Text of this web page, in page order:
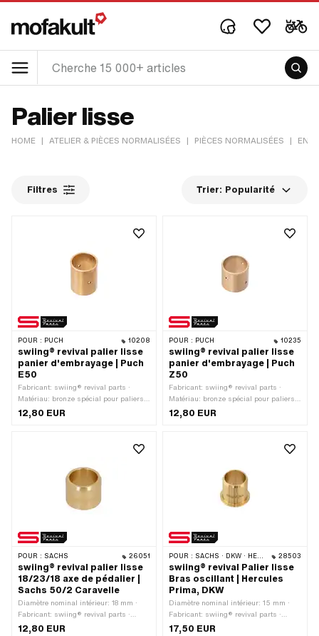
Palier lisse
HOME | ATELIER & PIÈCES NORMALISÉES | PIÈCES NORMALISÉES |
Filtres Trier: Popularité
POUR : PUCH 10208
swiing® revival palier lisse
panier d'embrayage | Puch
E50
Fabricant: swiing® revival parts ·
Matériau: bronze spécial pour paliers ·
Ø intérieur: 15 mm · Diamètre nominal
12,80 EUR
POUR : PUCH 10235
swiing® revival palier lisse
panier d'embrayage | Puch
Z50
Fabricant: swiing® revival parts ·
Matériau: bronze spécial pour paliers ·
Ø intérieur: 15 mm · Diamètre nominal
12,80 EUR
POUR : SACHS 26051
swiing® revival palier lisse
18/23/18 axe de pédalier |
Sachs 50/2 Caravelle
Diamètre nominal intérieur: 18 mm ·
Fabricant: swiing® revival parts ·
Matériau: Laiton · Ø extérieur: 23 mm ·
12,80 EUR
POUR : SACHS · DKW · HERCULES 28503
swiing® revival Palier lisse
Bras oscillant | Hercules
Prima, DKW
Diamètre nominal intérieur: 15 mm ·
Fabricant: swiing® revival parts ·
Matériau: bronze spécial pour paliers ·
17,50 EUR